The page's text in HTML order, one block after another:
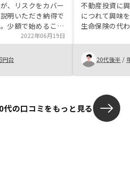
、リスクをカバー
明いただき納得で
少額で始めること
かったです。リス
るとカバーできる
います。
2022年06月19日
円台
不動産投資に
につれて興味
生命保険の代
契約までにつ
いたため、ス
できました。
20代後半 /
代の口コミをもっと見る